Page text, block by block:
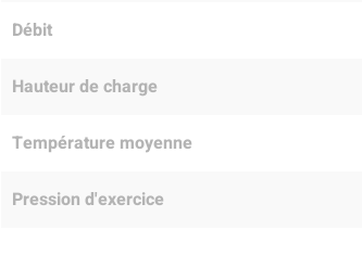
Débit
Hauteur de charge
Température moyenne
Pression d'exercice